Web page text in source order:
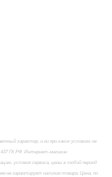
характер, и ни при каких условиях не
ГК РФ. Интернет-магазин
условия сервиса, цены в любой период
не гарантирует наличия товара. Цена, по